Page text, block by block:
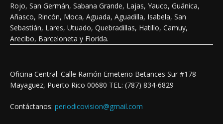
Rojo, San Germán, Sabana Grande, Lajas, Yauco, Guánica,
Añasco, Rincón, Moca, Aguada, Aguadilla, Isabela, San
Sebastián, Lares, Utuado, Quebradillas, Hatillo, Camuy,
Arecibo, Barceloneta y Florida.
Oficina Central: Calle Ramón Emeterio Betances Sur #178
Mayaguez, Puerto Rico 00680 TEL: (787) 834-6829
Contáctanos: periodicovision@gmail.com